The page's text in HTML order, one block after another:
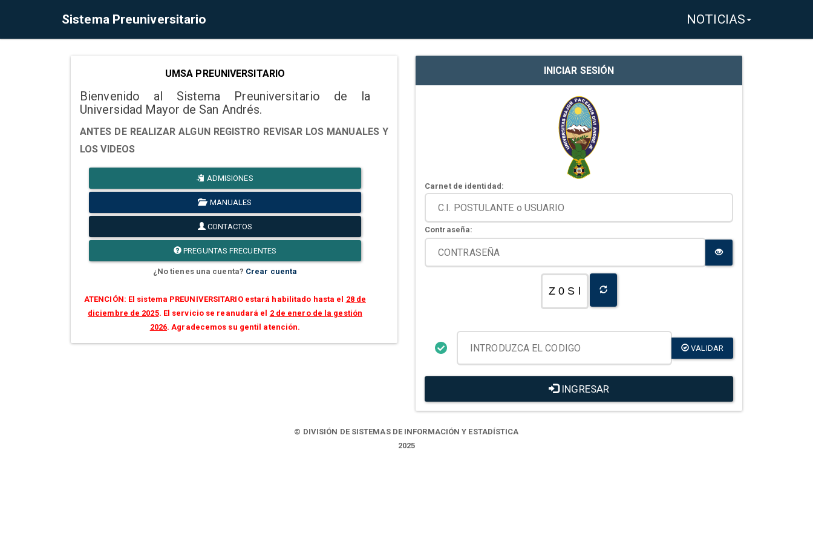
Sistema Preuniversitario NOTICIAS
UMSA PREUNIVERSITARIO
Bienvenido al Sistema Preuniversitario de la
Universidad Mayor de San Andrés.
ANTES DE REALIZAR ALGUN REGISTRO REVISAR LOS MANUALES Y
LOS VIDEOS
ADMISIONES
MANUALES
CONTACTOS
PREGUNTAS FRECUENTES
¿No tienes una cuenta? Crear cuenta
ATENCIÓN: El sistema PREUNIVERSITARIO estará habilitado hasta el 28 de
diciembre de 2025. El servicio se reanudará el 2 de enero de la gestión
2026. Agradecemos su gentil atención.
INICIAR SESIÓN
Carnet de identidad:
Contraseña:
Z 0 S l
VALIDAR
INGRESAR
© DIVISIÓN DE SISTEMAS DE INFORMACIÓN Y ESTADÍSTICA
2025